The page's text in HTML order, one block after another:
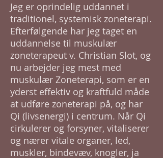
Jeg er oprindelig uddannet i
traditionel, systemisk zoneterapi.
Efterfølgende har jeg taget en
uddannelse til muskulær
zoneterapeut v. Christian Slot, og
nu arbejder jeg mest med
muskulær Zoneterapi, som er en
yderst effektiv og kraftfuld måde
at udføre zoneterapi på, og har
Qi (livsenergi) i centrum. Når Qi
cirkulerer og forsyner, vitaliserer
og nærer vitale organer, led,
muskler, bindevæv, knogler, ja